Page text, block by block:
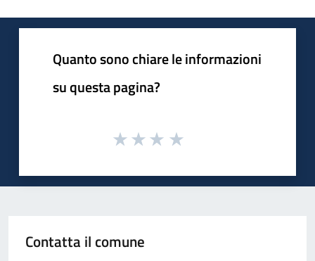
Quanto sono chiare le informazioni
su questa pagina?
Contatta il comune